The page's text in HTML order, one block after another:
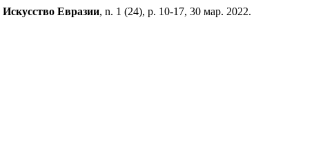
Искусство Евразии, n. 1 (24), p. 10-17, 30 мар. 2022.